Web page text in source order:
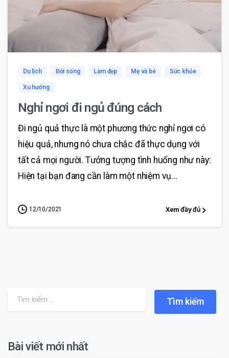
1
Du lịch Đời sống Làm đẹp Mẹ và bé Sức khỏe
Xu hướng
Nghỉ ngơi đi ngủ đúng cách
Đi ngủ quả thực là một phương thức nghỉ ngơi có
hiệu quả, nhưng nó chưa chắc đã thực dụng với
tất cả mọi người. Tưởng tượng tình huống như này:
Hiện tại bạn đang cần làm một nhiệm vụ...
12/10/2021 Xem đầy đủ
Search for:
Bài viết mới nhất